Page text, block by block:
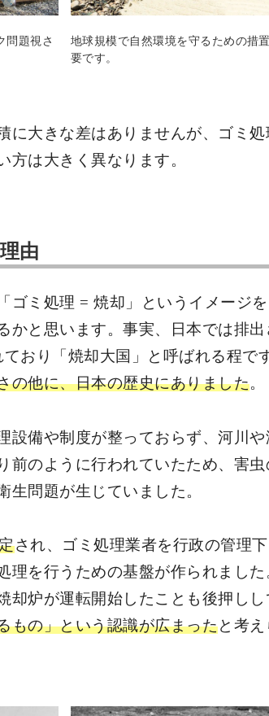
問題視さ
地球規模で自然環境を守るための措
要です。
に大きな差はありませんが、ゴミ処
方は大きく異なります。
由
ゴミ処理 = 焼却」というイメージ
かと思います。事実、日本では排出
おり「焼却大国」と呼ばれる程で
の他に、日本の歴史にありました。
設備や制度が整っておらず、河川や
前のように行われていたため、害虫
生問題が生じていました。
され、ゴミ処理業者を行政の管理
理を行うための基盤が作られました
却炉が運転開始したことも後押しし
もの」という認識が広まったと考